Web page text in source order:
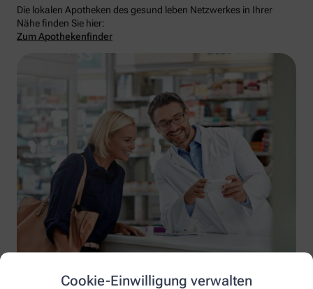
Cookie-Einwilligung verwalten
Die lokalen Apotheken des gesund leben Netzwerkes in Ihrer
Nähe finden Sie hier:
Zum Apothekenfinder